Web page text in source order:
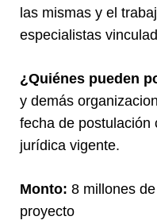
las mismas y el
especialistas
¿Quiénes pueden
y demás
fecha de postulación
jurídica vigente.
Monto: 8 millones
proyecto